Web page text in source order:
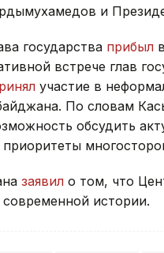
и
государства прибыл
встрече глав
участие в
По словам
обсудить
заявил о том, что
истории.